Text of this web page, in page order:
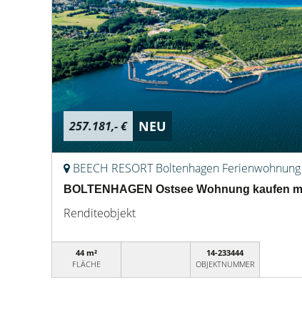
257.181,- € NEU
BEECH RESORT Boltenhagen
BOLTENHAGEN Ostsee Wohnung kaufen
Renditeobjekt
44 m²
FLÄCHE
14-233444
OBJEKTNUMMER